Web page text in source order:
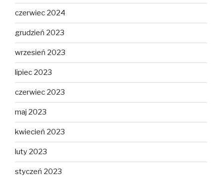
czerwiec 2024
grudzień 2023
wrzesień 2023
lipiec 2023
czerwiec 2023
maj 2023
kwiecień 2023
luty 2023
styczeń 2023